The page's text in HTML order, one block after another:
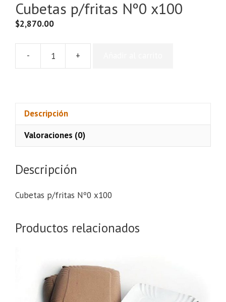
Cubetas p/fritas Nº0 x100
$2,870.00
- +
Descripción
Valoraciones (0)
Descripción
Cubetas p/fritas Nº0 x100
Productos relacionados